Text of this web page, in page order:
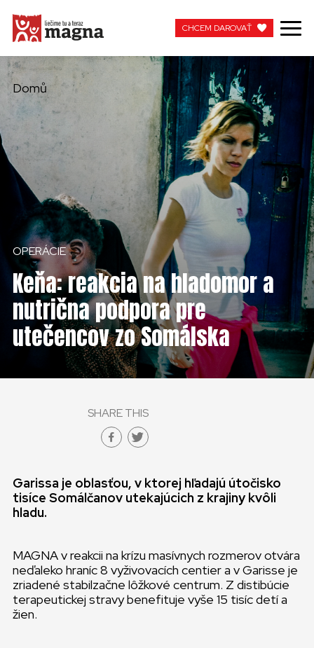
CHCEM DAROVAŤ
MOJA MAGNA
PRACUJTE S NAMI
CHCEM DAROVAŤ
Domů
OPERÁCIE
Keňa: reakcia na hladomor a
nutrična podpora pre
utečencov zo Somálska
SHARE THIS
Garissa je oblasťou, v ktorej hľadajú útočisko
tisíce Somálčanov utekajúcich z krajiny kvôli
hladu.
MAGNA v reakcii na krízu masívnych rozmerov otvára
neďaleko hraníc 8 vyživovacích centier a v Garisse je
zriadené stabilzačne lôžkové centrum. Z distibúcie
terapeutickej stravy benefituje vyše 15 tisíc detí a
žien.